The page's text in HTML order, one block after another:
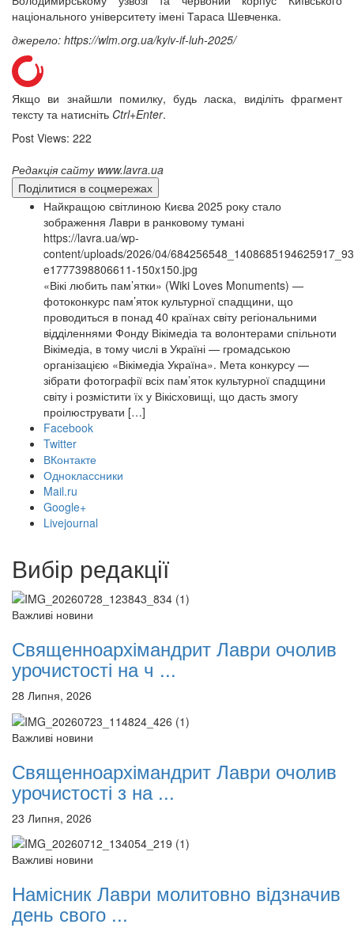
національного університету імені Тараса Шевченка.
джерело: https://wlm.org.ua/kyiv-if-luh-2025/
Якщо ви знайшли помилку, будь ласка, виділіть фрагмент
тексту та натисніть Ctrl+Enter.
Post Views: 222
Редакція сайту www.lavra.ua
Поділитися в соцмережах
Найкращою світлиною Києва 2025 року стало
зображення Лаври в ранковому тумані
https://lavra.ua/wp-
content/uploads/2026/04/
e1777398806611-150x150.jpg
«Вікі любить пам’ятки» (Wiki Loves Monuments) —
фотоконкурс пам’яток культурної спадщини, що
проводиться в понад 40 країнах світу регіональними
відділеннями Фонду Вікімедіа та волонтерами спільноти
Вікімедіа, в тому числі в Україні — громадською
організацією «Вікімедіа Україна». Мета конкурсу —
зібрати фотографії всіх пам’яток культурної спадщини
світу і розмістити їх у Вікісховищі, що дасть змогу
проілюструвати […]
Facebook
Twitter
ВКонтакте
Одноклассники
Mail.ru
Google+
Livejournal
Вибір редакції
Важливі новини
Священноархімандрит Лаври очолив
урочистості на ч ...
28 Липня, 2026
Важливі новини
Священноархімандрит Лаври очолив
урочистості з на ...
23 Липня, 2026
Важливі новини
Намісник Лаври молитовно відзначив
день свого ...